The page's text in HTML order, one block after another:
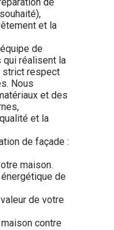
et la
de
réalisent la
strict respect
Nous
et des
et la
de façade :
maison.
de
de votre
contre